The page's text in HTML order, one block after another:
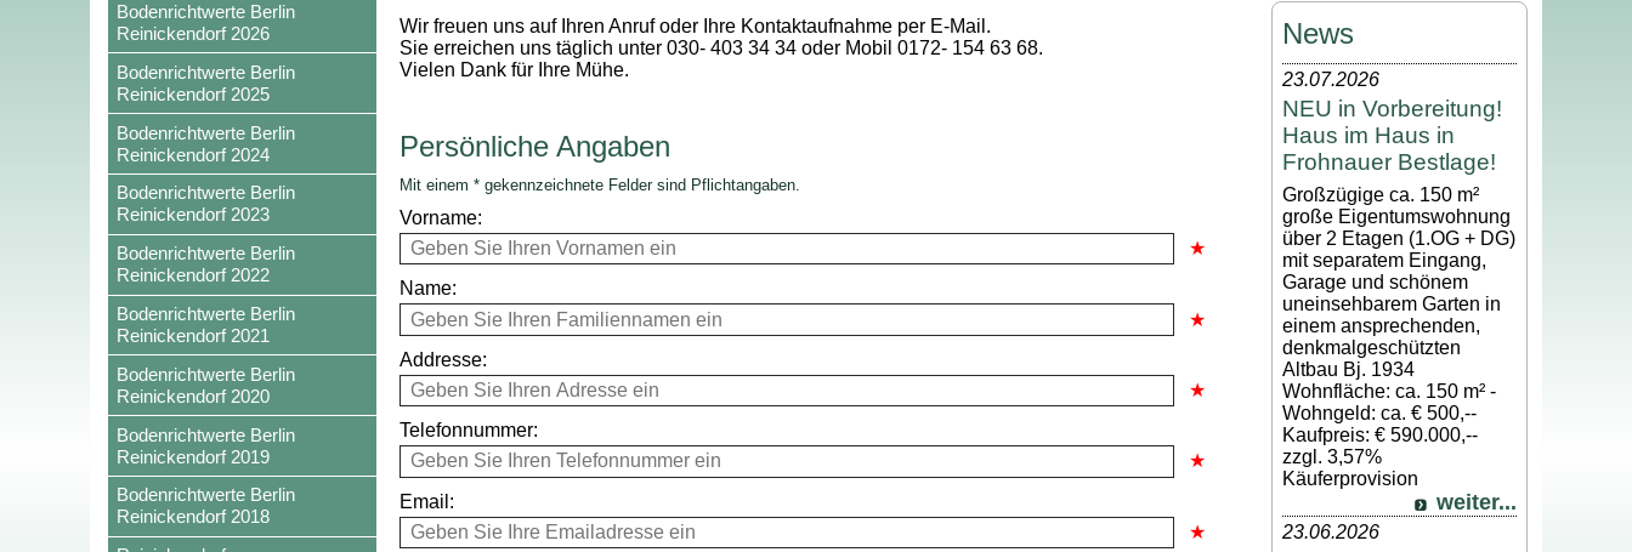
Bodenrichtwerte Berlin
Reinickendorf 2026
Bodenrichtwerte Berlin
Reinickendorf 2025
Bodenrichtwerte Berlin
Reinickendorf 2024
Bodenrichtwerte Berlin
Reinickendorf 2023
Bodenrichtwerte Berlin
Reinickendorf 2022
Bodenrichtwerte Berlin
Reinickendorf 2021
Bodenrichtwerte Berlin
Reinickendorf 2020
Bodenrichtwerte Berlin
Reinickendorf 2019
Bodenrichtwerte Berlin
Reinickendorf 2018
Wir freuen uns auf Ihren Anruf oder Ihre Kontaktaufnahme per E-Mail.
Sie erreichen uns täglich unter 030- 403 34 34 oder Mobil 0172- 154 63 68.
Vielen Dank für Ihre Mühe.
Persönliche Angaben
Mit einem * gekennzeichnete Felder sind Pflichtangaben.
Vorname:
Name:
Addresse:
Telefonnummer:
Email:
News
23.07.2026
NEU in Vorbereitung!
Haus im Haus in
Frohnauer Bestlage!
Großzügige ca. 150 m²
große Eigentumswohnung
über 2 Etagen (1.OG + DG)
mit separatem Eingang,
Garage und schönem
uneinsehbarem Garten in
einem ansprechenden,
denkmalgeschützten
Altbau Bj. 1934
Wohnfläche: ca. 150 m² -
Wohngeld: ca. € 500,--
Kaufpreis: € 590.000,--
zzgl. 3,57%
Käuferprovision
weiter...
23.06.2026